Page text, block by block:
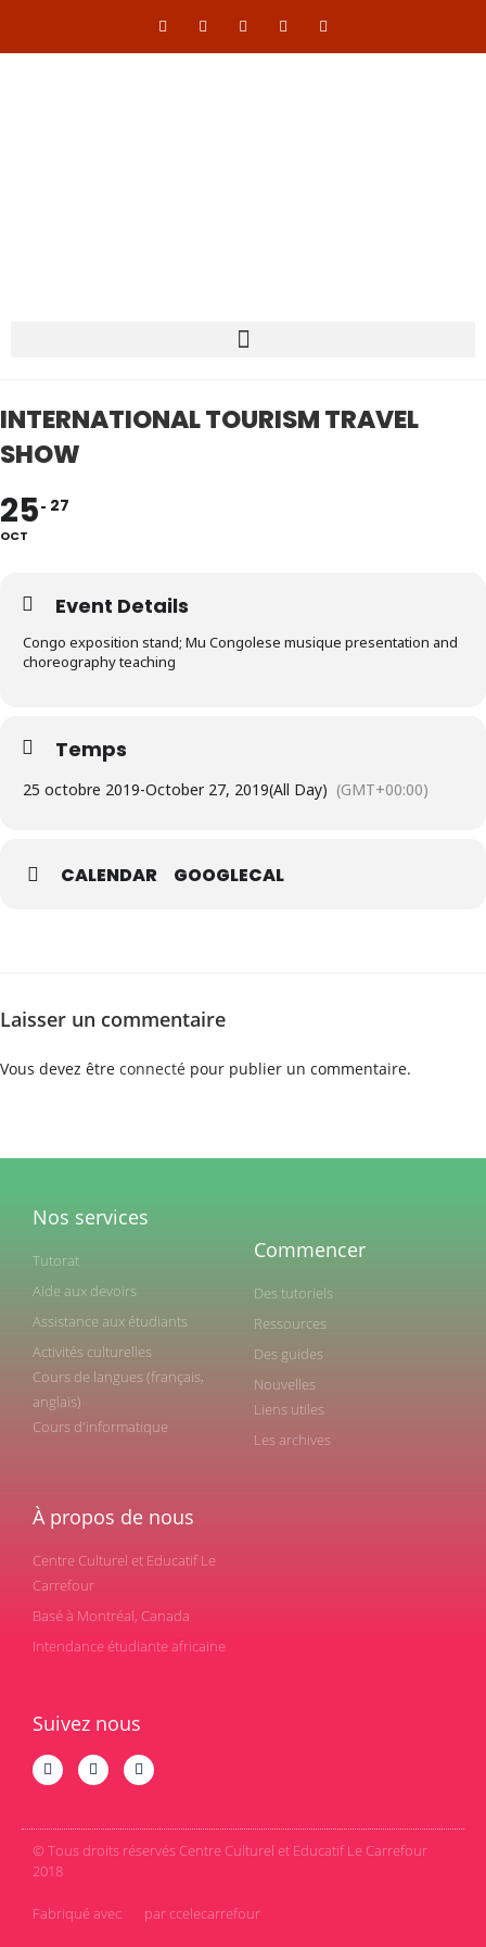
INTERNATIONAL TOURISM TRAVEL
SHOW
25
OCT
27
Event Details
Congo exposition stand; Mu Congolese musique presentation and
choreography teaching
Temps
25 octobre 2019-October 27, 2019(All Day) (GMT+00:00)
CALENDAR GOOGLECAL
Laisser un commentaire
Vous devez être connecté pour publier un commentaire.
Nos services
Tutorat
Aide aux devoirs
Assistance aux étudiants
Activités culturelles
Cours de langues (français,
anglais)
Cours d'informatique
Commencer
Des tutoriels
Ressources
Des guides
Nouvelles
Liens utiles
Les archives
À propos de nous
Centre Culturel et Educatif Le
Carrefour
Basé à Montréal, Canada
Intendance étudiante africaine
Suivez nous
© Tous droits réservés Centre Culturel et Educatif Le Carrefour
2018
Fabriqué avec par ccelecarrefour